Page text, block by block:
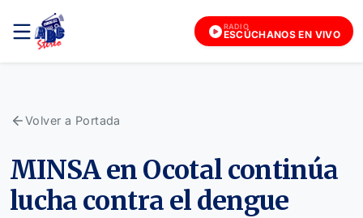
RADIO
ESCÚCHANOS EN VIVO
Volver a Portada
MINSA en Ocotal continúa
lucha contra el dengue